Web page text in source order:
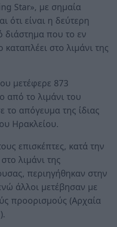
Star», με σημαία
ότι είναι η δεύτερη
διάστημα που το εν
στο λιμάνι της
μετέφερε 873
από το λιμάνι του
απόγευμα της ίδιας
Ηρακλείου.
επισκέπτες, κατά την
λιμάνι της
περιηγήθηκαν στην
άλλοι μετέβησαν με
προορισμούς (Αρχαία